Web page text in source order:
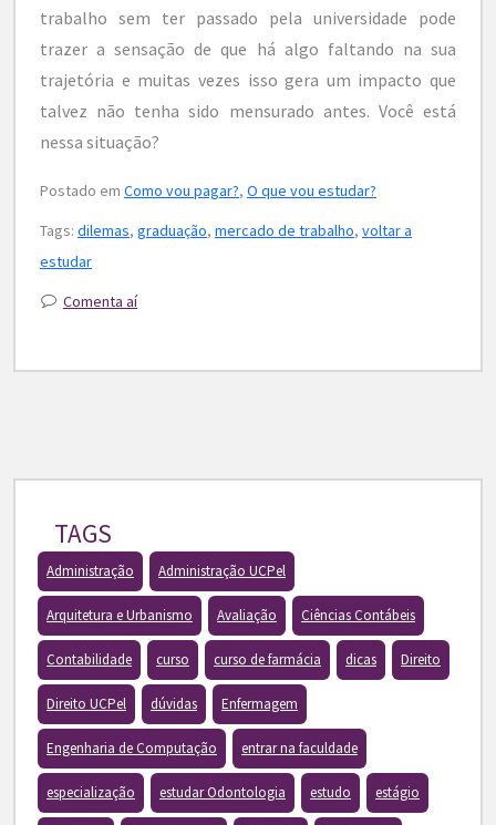
trabalho sem ter passado pela universidade pode
trazer a sensação de que há algo faltando na sua
trajetória e muitas vezes isso gera um impacto que
talvez não tenha sido mensurado antes. Você está
nessa situação?
Postado em Como vou pagar?, O que vou estudar?
Tags: dilemas, graduação, mercado de trabalho, voltar a
estudar
Comenta aí
TAGS
Administração Administração UCPel
Arquitetura e Urbanismo Avaliação Ciências Contábeis
Contabilidade curso curso de farmácia dicas Direito
Direito UCPel dúvidas Enfermagem
Engenharia de Computação entrar na faculdade
especialização estudar Odontologia estudo estágio